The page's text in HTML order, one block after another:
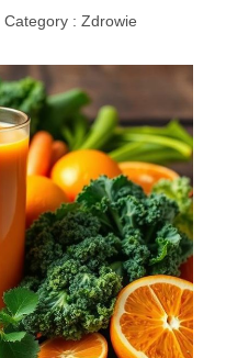
Category : Zdrowie